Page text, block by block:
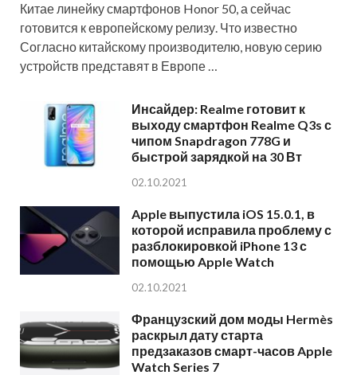
Китае линейку смартфонов Honor 50, а сейчас
готовится к европейскому релизу. Что известно
Согласно китайскому производителю, новую серию
устройств представят в Европе …
Инсайдер: Realme готовит к
выходу смартфон Realme Q3s с
чипом Snapdragon 778G и
быстрой зарядкой на 30 Вт
02.10.2021
Apple выпустила iOS 15.0.1, в
которой исправила проблему с
разблокировкой iPhone 13 с
помощью Apple Watch
02.10.2021
Французский дом моды Hermès
раскрыл дату старта
предзаказов смарт-часов Apple
Watch Series 7